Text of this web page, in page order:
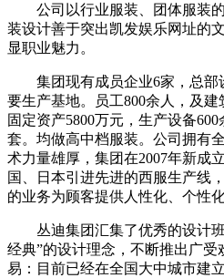
公司以行业服装、团体服装的
装设计善于突出凯发娱乐网址的
显职业魅力。
集团现有成员企业6家，总部
要生产基地。员工800余人，及建
固定资产5800万元，生产设备
套。均做高中档服装。公司拥有
术力量雄厚，集团在2007年新成
国、日本引进先进的西服生产线
的业务为顾客提供人性化、个性
丛迪集团汇集了优秀的设计班
经典”的设计理念，不断推出广受
易：目前已经在全国大中城市建